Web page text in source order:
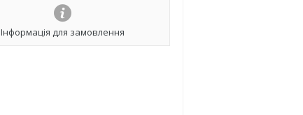
Інформація для замовлення